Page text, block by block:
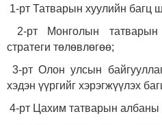
1-рт Татварын хуулийн багц
2-рт Монголын
стратеги төлөвлөгөө;
3-рт Олон улсын
хэдэн үүргийг хэрэгжүүлэх
4-рт Цахим татварын албаны